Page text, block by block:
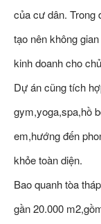
của cư dân. Trong
tạo nên không
kinh doanh cho
Dự án cũng tích
gym,yoga,spa,hồ
em,hướng đến
khỏe toàn diện.
Bao quanh tòa
gần 20.000